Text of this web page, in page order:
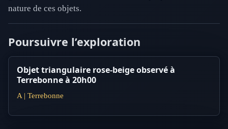
nature de ces objets.
Poursuivre l’exploration
Objet triangulaire rose-beige observé à
Terrebonne à 20h00
A | Terrebonne